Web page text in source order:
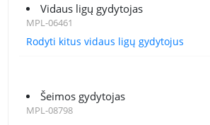
Vidaus ligų gydytojas
MPL-06461
Rodyti kitus vidaus ligų gydytojus
Šeimos gydytojas
MPL-08798